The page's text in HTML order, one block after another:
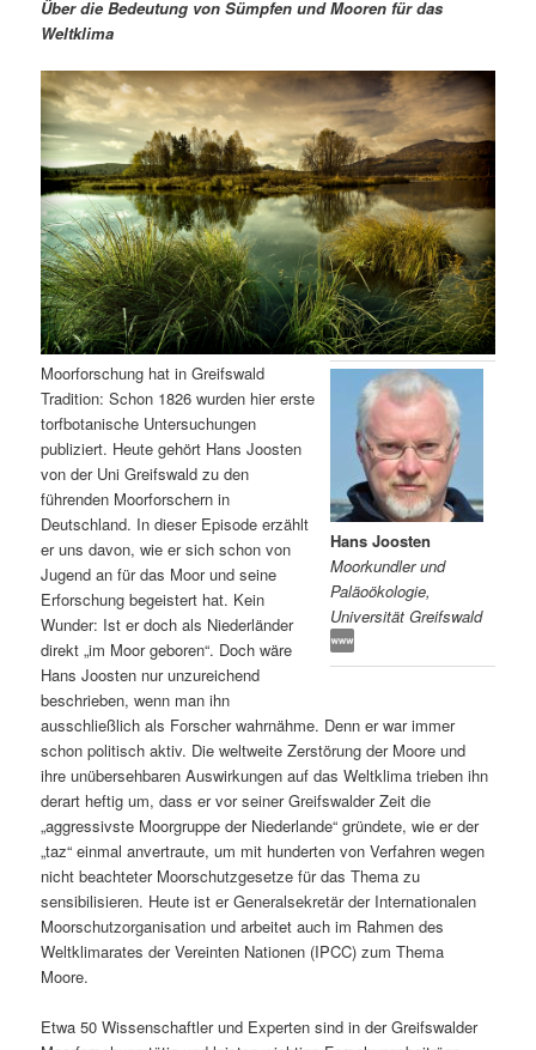
r
e
n
I
n
h
a
s
p
r
i
n
g
e
n
d
ä
r
e
n
I
n
l
t
s
p
r
i
n
g
e
n
n
a
g
a
t
i
o
n
Über die Bedeutung von Sümpfen und Mooren für das
Weltklima
Hans Joosten
Moorkundler und
Paläoökologie,
Universität Greifswald
Moorforschung hat in Greifswald
Tradition: Schon 1826 wurden hier erste
torfbotanische Untersuchungen
publiziert. Heute gehört Hans Joosten
von der Uni Greifswald zu den
führenden Moorforschern in
Deutschland. In dieser Episode erzählt
er uns davon, wie er sich schon von
Jugend an für das Moor und seine
Erforschung begeistert hat. Kein
Wunder: Ist er doch als Niederländer
direkt „im Moor geboren“. Doch wäre
Hans Joosten nur unzureichend
beschrieben, wenn man ihn
ausschließlich als Forscher wahrnähme. Denn er war immer
schon politisch aktiv. Die weltweite Zerstörung der Moore und
ihre unübersehbaren Auswirkungen auf das Weltklima trieben ihn
derart heftig um, dass er vor seiner Greifswalder Zeit die
„aggressivste Moorgruppe der Niederlande“ gründete, wie er der
„taz“ einmal anvertraute, um mit hunderten von Verfahren wegen
nicht beachteter Moorschutzgesetze für das Thema zu
sensibilisieren. Heute ist er Generalsekretär der Internationalen
Moorschutzorganisation und arbeitet auch im Rahmen des
Weltklimarates der Vereinten Nationen (IPCC) zum Thema
Moore.
Etwa 50 Wissenschaftler und Experten sind in der Greifswalder